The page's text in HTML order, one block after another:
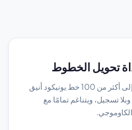
تحويل الخطوط
حوّل الأحرف والأرقام إلى أكثر من 100 خط يونيكود أنيق
تسجيل، ويتناغم تمامًا مع
الكاوموجي.